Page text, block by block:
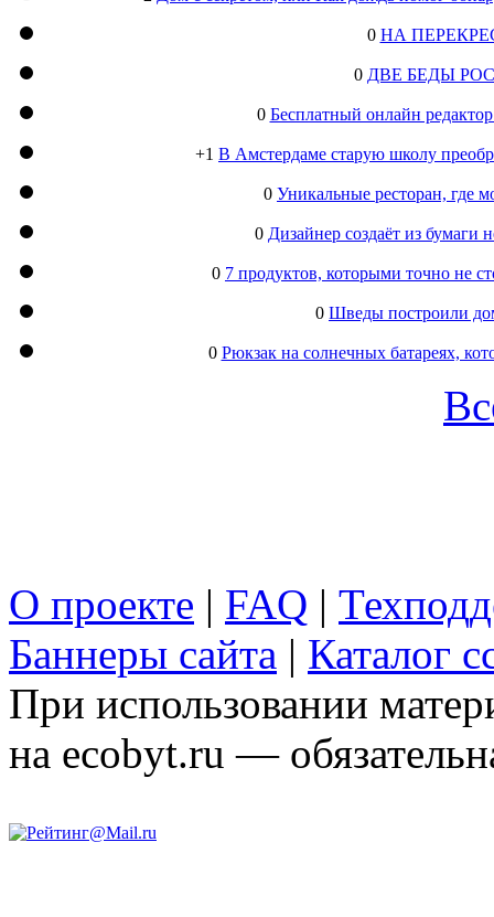
0 НА
0 ДВЕ БЕДЫ
0 Бесплатный онлайн
+1 В Амстердаме старую школу
0 Уникальные ресторан, где
0 Дизайнер создаёт из
0 7 продуктов, которыми точно не
0 Шведы построили
0 Рюкзак на солнечных батареях,
О проекте | FAQ |
Баннеры сайта | Каталог
При использовании
на ecobyt.ru —